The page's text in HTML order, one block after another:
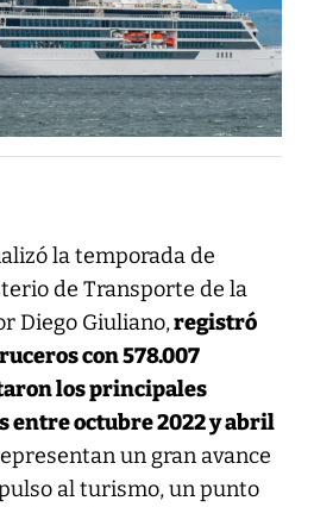
la temporada de
de Transporte de la
Diego Giuliano,registró
con 578.007
los principales
entre octubre 2022 y abril
un gran avance
al turismo, un punto